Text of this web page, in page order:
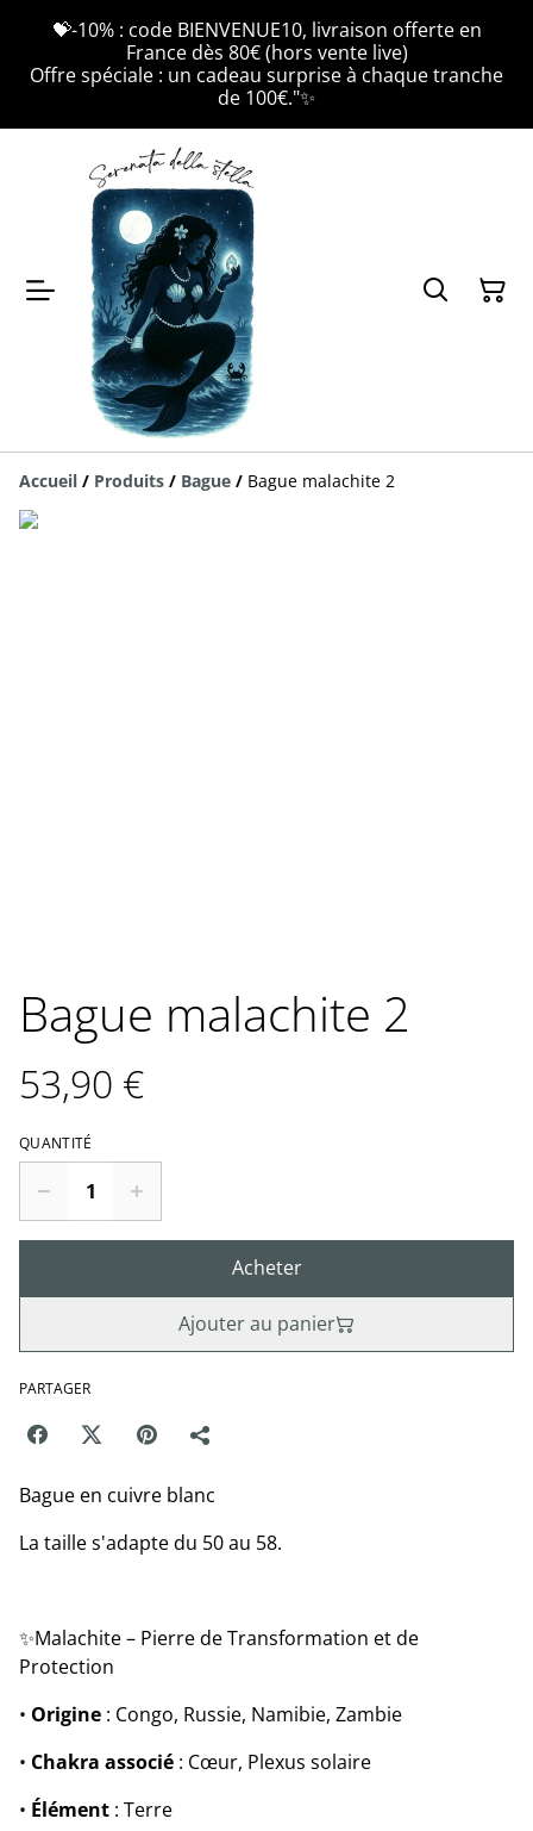
💝-10% : code BIENVENUE10, livraison offerte en
France dès 80€ (hors vente live)
Offre spéciale : un cadeau surprise à chaque tranche
de 100€."✨
Accueil / Produits / Bague / Bague malachite 2
Bague malachite 2
53,90 €
QUANTITÉ
Acheter
Ajouter au panier
PARTAGER
Bague en cuivre blanc
La taille s'adapte du 50 au 58.
✨Malachite – Pierre de Transformation et de
Protection
• Origine : Congo, Russie, Namibie, Zambie
• Chakra associé : Cœur, Plexus solaire
• Élément : Terre